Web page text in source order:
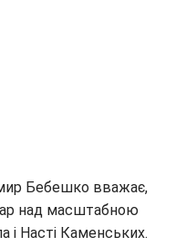
Бебешко вважає,
над масштабною
і Насті Каменських.